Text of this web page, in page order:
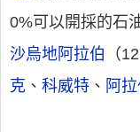
0%可以開採的石
沙烏地阿拉伯 （
克 、 科威特 、 阿